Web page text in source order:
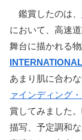
鑑賞したのは、
において、高速
舞台に描かれる
あまり肌に合わな
ァインディング
賞してみました
描写、予定調和